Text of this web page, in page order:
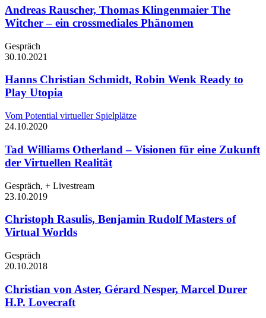
Andreas Rauscher, Thomas Klingenmaier The
Witcher – ein crossmediales Phänomen
Gespräch
30.10.2021
Hanns Christian Schmidt, Robin Wenk Ready to
Play Utopia
Vom Potential virtueller Spielplätze
24.10.2020
Tad Williams Otherland – Visionen für eine Zukunft
der Virtuellen Realität
Gespräch, + Livestream
23.10.2019
Christoph Rasulis, Benjamin Rudolf Masters of
Virtual Worlds
Gespräch
20.10.2018
Christian von Aster, Gérard Nesper, Marcel Durer
H.P. Lovecraft